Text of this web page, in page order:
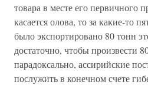
товара в месте его первичного
касается олова, то за какие-то
было экспортировано 80 тонн
достаточно, чтобы произвести
парадоксально, ассирийские
послужить в конечном счете